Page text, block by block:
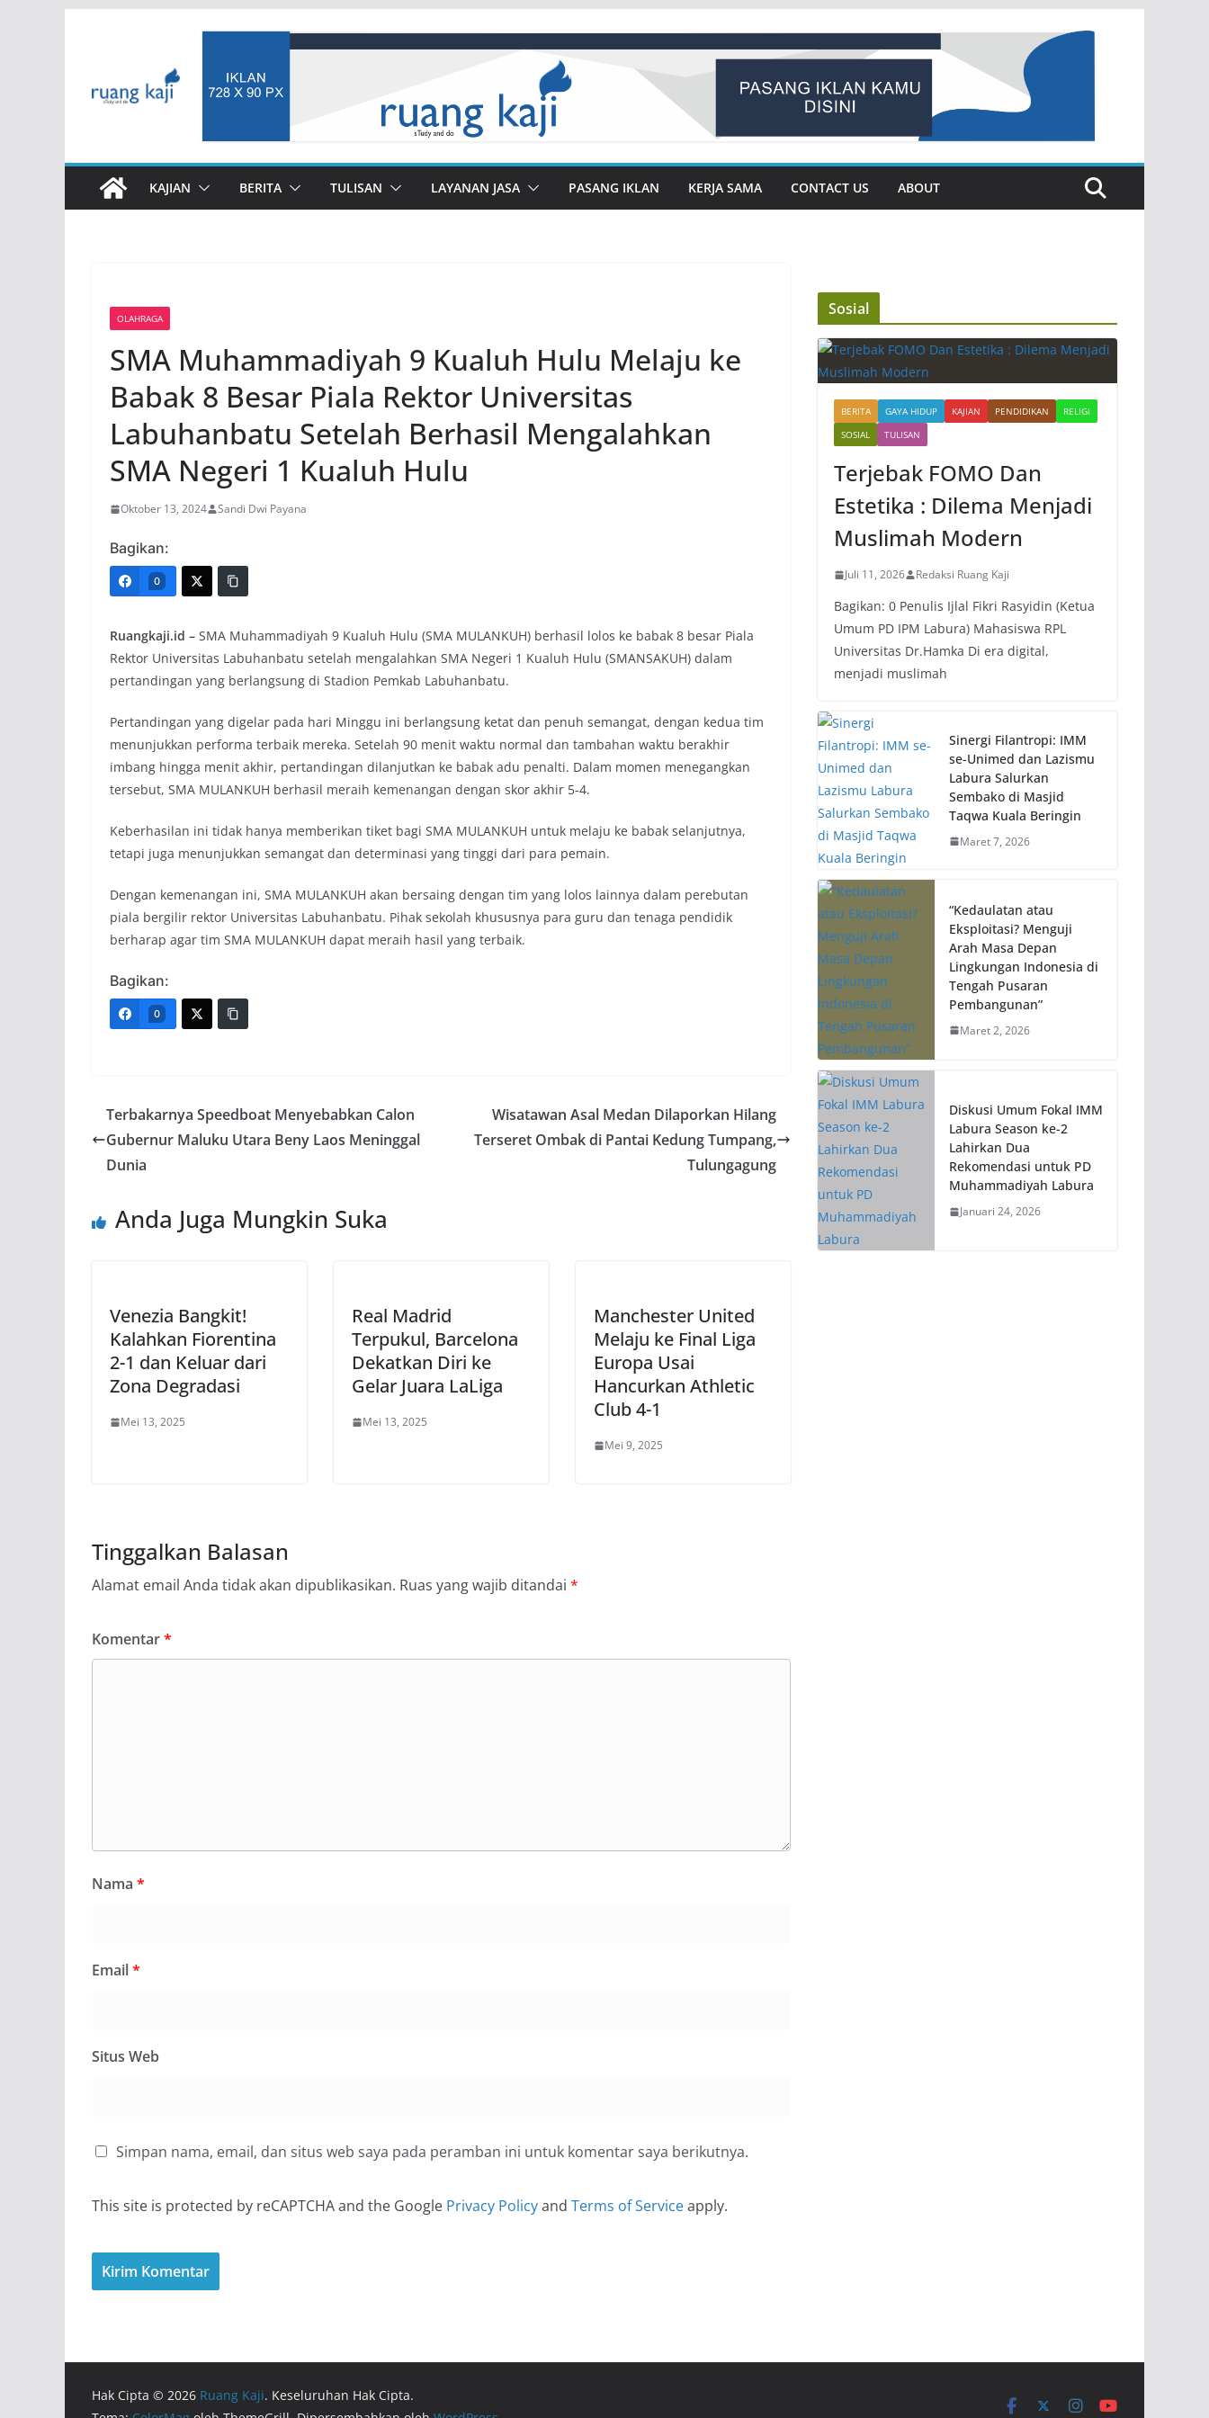
KAJIAN BERITA TULISAN LAYANAN JASA PASANG IKLAN KERJA SAMA CONTACT US ABOUT
OLAHRAGA
SMA Muhammadiyah 9 Kualuh Hulu Melaju ke
Babak 8 Besar Piala Rektor Universitas
Labuhanbatu Setelah Berhasil Mengalahkan
SMA Negeri 1 Kualuh Hulu
Oktober 13, 2024 Sandi Dwi Payana
Bagikan:
0
Ruangkaji.id – SMA Muhammadiyah 9 Kualuh Hulu (SMA MULANKUH) berhasil lolos ke babak 8 besar Piala
Rektor Universitas Labuhanbatu setelah mengalahkan SMA Negeri 1 Kualuh Hulu (SMANSAKUH) dalam
pertandingan yang berlangsung di Stadion Pemkab Labuhanbatu.
Pertandingan yang digelar pada hari Minggu ini berlangsung ketat dan penuh semangat, dengan kedua tim
menunjukkan performa terbaik mereka. Setelah 90 menit waktu normal dan tambahan waktu berakhir
imbang hingga menit akhir, pertandingan dilanjutkan ke babak adu penalti. Dalam momen menegangkan
tersebut, SMA MULANKUH berhasil meraih kemenangan dengan skor akhir 5-4.
Keberhasilan ini tidak hanya memberikan tiket bagi SMA MULANKUH untuk melaju ke babak selanjutnya,
tetapi juga menunjukkan semangat dan determinasi yang tinggi dari para pemain.
Dengan kemenangan ini, SMA MULANKUH akan bersaing dengan tim yang lolos lainnya dalam perebutan
piala bergilir rektor Universitas Labuhanbatu. Pihak sekolah khususnya para guru dan tenaga pendidik
berharap agar tim SMA MULANKUH dapat meraih hasil yang terbaik.
Bagikan:
0
Terbakarnya Speedboat Menyebabkan Calon
Gubernur Maluku Utara Beny Laos Meninggal
Dunia
Wisatawan Asal Medan Dilaporkan Hilang
Terseret Ombak di Pantai Kedung Tumpang,
Tulungagung
Anda Juga Mungkin Suka
Venezia Bangkit!
Kalahkan Fiorentina
2-1 dan Keluar dari
Zona Degradasi
Mei 13, 2025
Real Madrid
Terpukul, Barcelona
Dekatkan Diri ke
Gelar Juara LaLiga
Mei 13, 2025
Manchester United
Melaju ke Final Liga
Europa Usai
Hancurkan Athletic
Club 4-1
Mei 9, 2025
Tinggalkan Balasan
Alamat email Anda tidak akan dipublikasikan. Ruas yang wajib ditandai *
Komentar*
Nama *
Email*
Situs Web
Simpan nama, email, dan situs web saya pada peramban ini untuk komentar saya berikutnya.
This site is protected by reCAPTCHA and the Google Privacy Policyand Terms of Serviceapply.
Sosial
BERITA GAYA HIDUP KAJIAN PENDIDIKAN
RELIGI
SOSIAL
TULISAN
Terjebak FOMO Dan
Estetika : Dilema Menjadi
Muslimah Modern
Juli 11, 2026 Redaksi Ruang Kaji
Bagikan: 0 Penulis Ijlal Fikri Rasyidin (Ketua
Umum PD IPM Labura) Mahasiswa RPL
Universitas Dr.Hamka Di era digital,
menjadi muslimah
Sinergi Filantropi: IMM
se-Unimed dan Lazismu
Labura Salurkan
Sembako di Masjid
Taqwa Kuala Beringin
Maret 7, 2026
“Kedaulatan atau
Eksploitasi? Menguji
Arah Masa Depan
Lingkungan Indonesia di
Tengah Pusaran
Pembangunan”
Maret 2, 2026
Diskusi Umum Fokal IMM
Labura Season ke-2
Lahirkan Dua
Rekomendasi untuk PD
Muhammadiyah Labura
Januari 24, 2026
Hak Cipta © 2026 Ruang Kaji. Keseluruhan Hak Cipta.